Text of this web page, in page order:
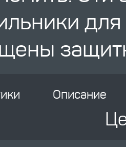
Описание